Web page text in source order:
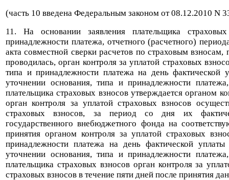
(часть 10 введена Федеральным законом от 08.12.2010 N
11. На основании заявления плательщика
принадлежности платежа, отчетного (расчетного)
акта совместной сверки расчетов по страховым
проводилась, орган контроля за уплатой страховых
типа и принадлежности платежа на день
уточнении основания, типа и принадлежности
плательщика страховых взносов утверждается органом
орган контроля за уплатой страховых взносов
страховых взносов, за период со дня их
государственного внебюджетного фонда на
принятия органом контроля за уплатой страховых
принадлежности платежа на день фактической
уточнении основания, типа и принадлежности
плательщика страховых взносов орган контроля за
страховых взносов в течение пяти дней после принятия